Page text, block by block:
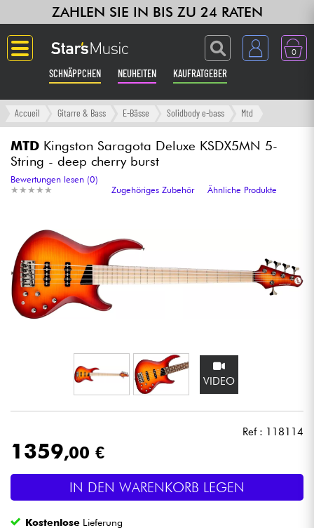
ZAHLEN SIE IN BIS ZU 24 RATEN
0
SCHNÄPPCHEN NEUHEITEN KAUFRATGEBER
Langue
Gitarre & Bass
Verstärker & Effekte
Synths & samplers
Studio
Mikros
Licht
Accueil Gitarre & Bass E-Bässe Solidbody e-bass Mtd
MTD Kingston Saragota Deluxe KSDX5MN 5-
String - deep cherry burst
★ ★ ★ ★ ★
★ ★ ★ ★ ★
Bewertungen lesen (0)
Zugehöriges Zubehör
Ähnliche Produkte
VIDEO
Ref : 118114
1359,00 €
IN DEN WARENKORB LEGEN
Kostenlose Lieferung